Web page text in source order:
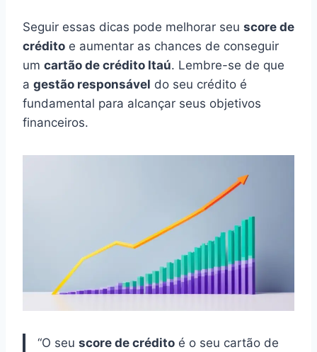
Seguir essas dicas pode melhorar seu score de
crédito e aumentar as chances de conseguir
um cartão de crédito Itaú. Lembre-se de que
a gestão responsável do seu crédito é
fundamental para alcançar seus objetivos
financeiros.
“O seu score de crédito é o seu cartão de